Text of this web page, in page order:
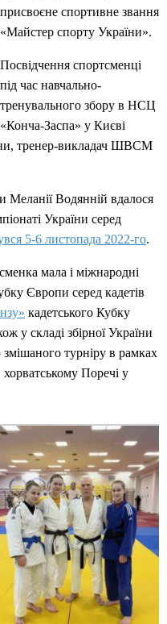
присвоєне спортивне звання
«Майстер спорту України».
Посвідчення спортсменці
під час навчально-
тренувального збору в НСЦ
«Конча-Заспа» у Києві
тренер-викладач ШВСМ
Меланії Водянній вдалося
України серед
5-6 листопада 2022-го.
мала і міжнародні
Європи серед кадетів
кадетського Кубку
у складі збірної України
турніру в рамках
Поречі у